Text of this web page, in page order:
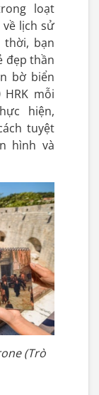
loạt
lịch sử
thời, bạn
đẹp thần
bờ biển
mỗi
hiện,
tuyệt
hình và
(Trò